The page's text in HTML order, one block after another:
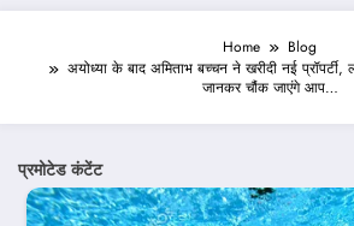
Home
Blog
अयोध्या के बाद अमिताभ बच्चन ने खरीदी नई
जानकर चौंक जाएंगे आप…